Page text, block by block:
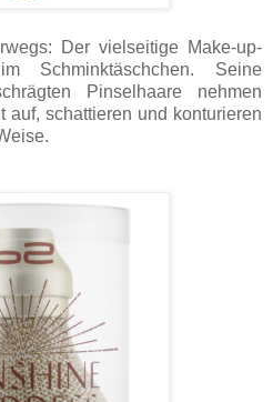
Der vielseitige Make-up-
Seine
Pinselhaare nehmen
auf, schattieren und konturieren